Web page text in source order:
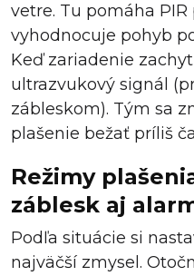
vetre. Tu pomáha
vyhodnocuje pohyb
Keď zariadenie
ultrazvukový signál
zábleskom). Tým sa
plašenie bežať príliš
Režimy
záblesk aj
Podľa situácie si
najväčší zmysel.